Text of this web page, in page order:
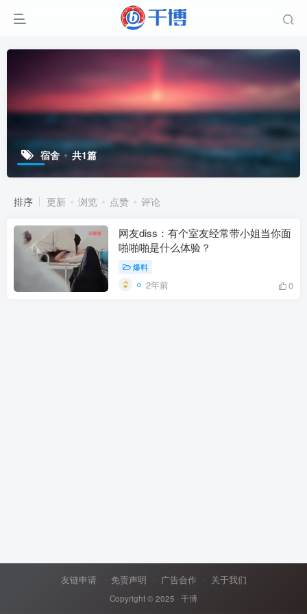
宿舍 共1篇
排序 更新 浏览 点赞 评论
网友diss：有个室友经常带小姐当你面
啪啪啪是什么体验？
爆料
2年前 0
友链申请 免责声明 广告合作 关于我们
Copyright © 2025 · 千博